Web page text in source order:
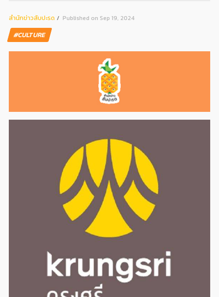
สํานักข่าวสับปะรด Published on Sep 19, 2024
#CULTURE